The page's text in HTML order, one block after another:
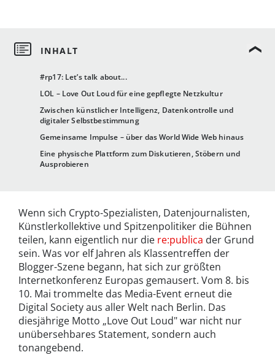
#rp17: Let’s talk about...
LOL – Love Out Loud für eine gepflegte Netzkultur
Zwischen künstlicher Intelligenz, Datenkontrolle und
digitaler Selbstbestimmung
Gemeinsame Impulse – über das World Wide Web hinaus
Eine physische Plattform zum Diskutieren, Stöbern und
Ausprobieren
Wenn sich Crypto-Spezialisten, Datenjournalisten,
Künstlerkollektive und Spitzenpolitiker die Bühnen
teilen, kann eigentlich nur die re:publica der Grund
sein. Was vor elf Jahren als Klassentreffen der
Blogger-Szene begann, hat sich zur größten
Internetkonferenz Europas gemausert. Vom 8. bis
10. Mai trommelte das Media-Event erneut die
Digital Society aus aller Welt nach Berlin. Das
diesjährige Motto „Love Out Loud" war nicht nur
unübersehbares Statement, sondern auch
tonangebend.